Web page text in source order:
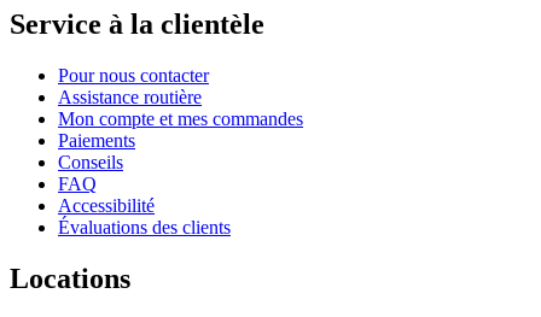
Service à la clientèle
Pour nous contacter
Assistance routière
Mon compte et mes commandes
Paiements
Conseils
FAQ
Accessibilité
Évaluations des clients
Locations